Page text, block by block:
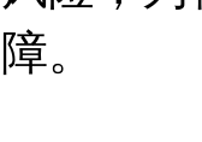
。